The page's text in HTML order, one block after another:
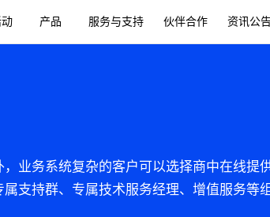
产品 服务与支持 伙伴合作 资讯公
业务系统复杂的客户可以选择商中在线提
支持群、专属技术服务经理、增值服务等